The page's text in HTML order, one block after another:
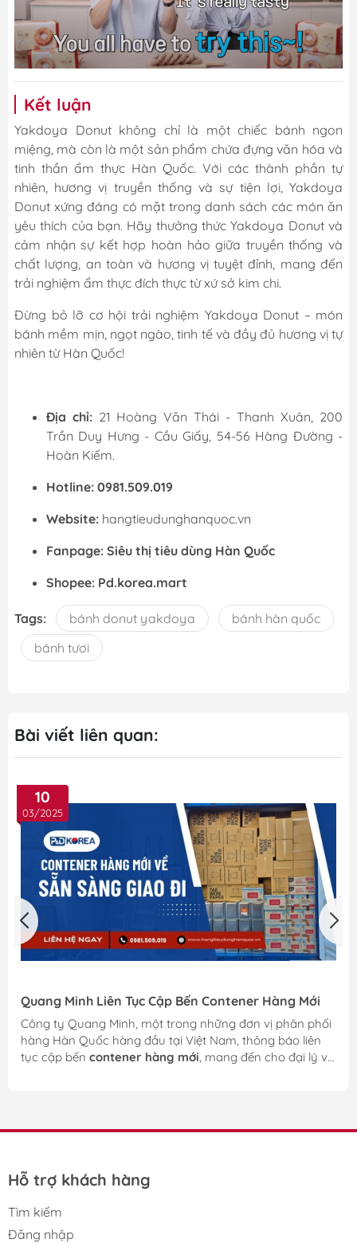
Kết luận
Yakdoya Donut không chỉ là một chiếc bánh ngon
miệng, mà còn là một sản phẩm chứa đựng văn hóa và
tinh thần ẩm thực Hàn Quốc. Với các thành phần tự
nhiên, hương vị truyền thống và sự tiện lợi, Yakdoya
Donut xứng đáng có mặt trong danh sách các món ăn
yêu thích của bạn. Hãy thưởng thức Yakdoya Donut và
cảm nhận sự kết hợp hoàn hảo giữa truyền thống và
chất lượng, an toàn và hương vị tuyệt đỉnh, mang đến
trải nghiệm ẩm thực đích thực từ xứ sở kim chi.
Đừng bỏ lỡ cơ hội trải nghiệm Yakdoya Donut – món
bánh mềm mịn, ngọt ngào, tinh tế và đầy đủ hương vị tự
nhiên từ Hàn Quốc!
Địa chỉ: 21 Hoàng Văn Thái - Thanh Xuân, 200
Trần Duy Hưng - Cầu Giấy, 54-56 Hàng Đường -
Hoàn Kiếm.
Hotline: 0981.509.019
Website: hangtieudunghanquoc.vn
Fanpage: Siêu thị tiêu dùng Hàn Quốc
Shopee: Pd.korea.mart
Tags: bánh donut yakdoya
bánh hàn quốc
bánh tươi
Bài viết liên quan:
10
03/2025
Quang Minh Liên Tục Cập Bến Contener Hàng Mới
Công ty Quang Minh, một trong những đơn vị phân phối
hàng Hàn Quốc hàng đầu tại Việt Nam, thông báo liên
tục cập bến contener hàng mới, mang đến cho đại lý và
Hỗ trợ khách hàng
Tìm kiếm
Đăng nhập